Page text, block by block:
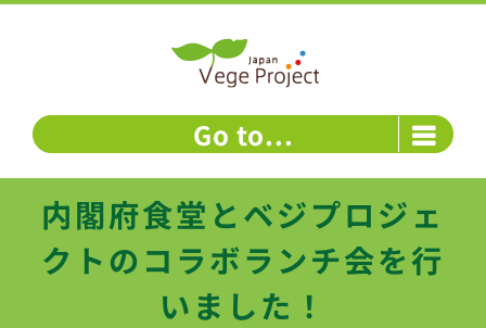
Go to...
内閣府食堂とベジプロジェ
クトのコラボランチ会を行
いました！